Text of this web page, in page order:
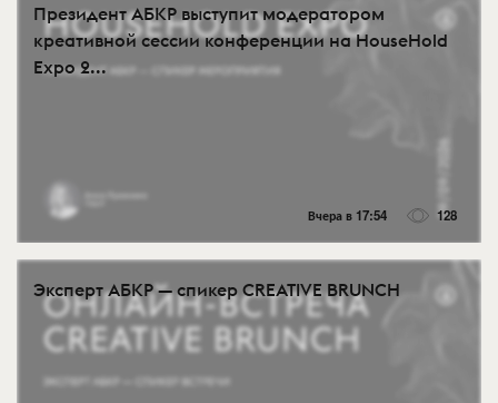
Президент АБКР выступит модератором
креативной сессии конференции на HouseHold
Expo 2...
Вчера в 17:54 128
Эксперт АБКР — спикер CREATIVE BRUNCH